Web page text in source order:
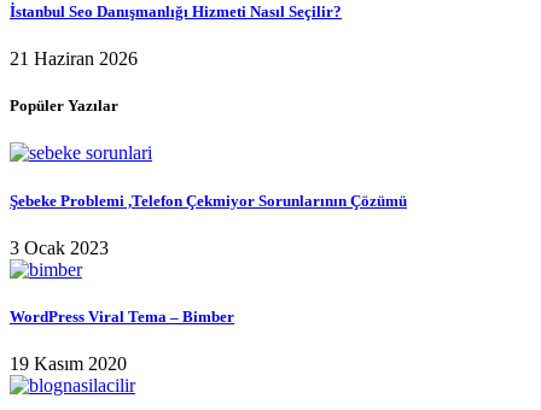
İstanbul Seo Danışmanlığı Hizmeti Nasıl Seçilir?
21 Haziran 2026
Popüler Yazılar
Şebeke Problemi ,Telefon Çekmiyor Sorunlarının Çözümü
3 Ocak 2023
WordPress Viral Tema – Bimber
19 Kasım 2020